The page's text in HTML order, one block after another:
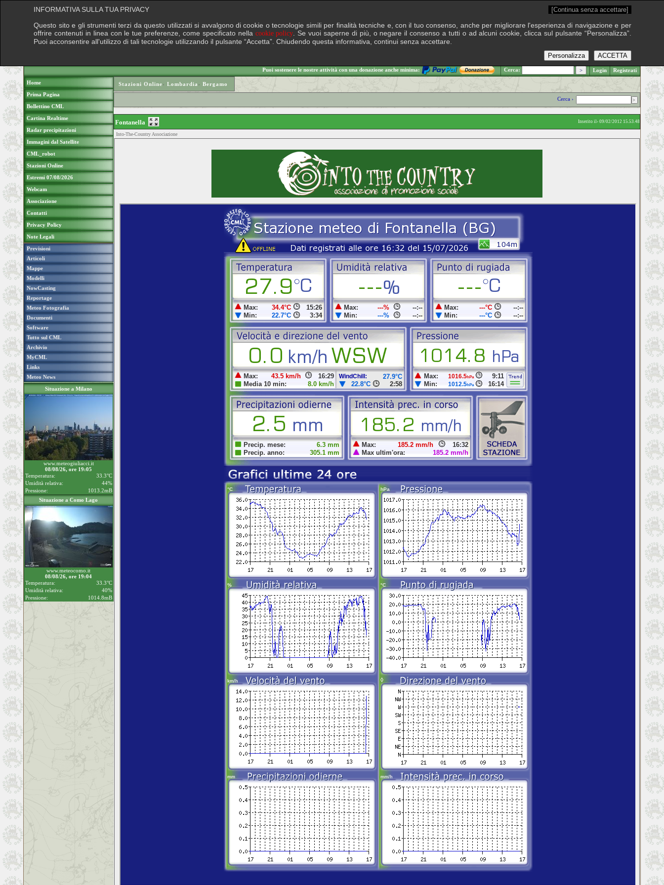
.: Sabato 8 agosto 2026
Puoi sostenere le nostre attività con una donazione anche minima: Cerca: Login Registrati
Home
Prima Pagina
Bollettino CML
Cartina Realtime
Radar precipitazioni
Immagini dal Satellite
CML_robot
Stazioni Online
Estremi 07/08/2026
Webcam
Associazione
Contatti
Privacy Policy
Note Legali
Previsioni
Articoli
Mappe
Modelli
NowCasting
Reportage
Meteo Fotografia
Documenti
Software
Tutto sul CML
Archivio
MyCML
Links
Meteo News
Situazione a Milano
www.meteogiuliacci.it
08/08/26, ore 19:05
Temperatura:
33.3°C
Umidità relativa:
44%
Pressione:
1013.2mB
Situazione a Como Lago
www.meteocomo.it
08/08/26, ore 19:04
Temperatura:
33.3°C
Umidità relativa:
40%
Pressione:
1014.8mB
Stazioni Online› Lombardia › Bergamo
Cerca ›
Fontanella Inserito il› 09/02/2012 15.53.48
Into-The-Country Associazione
INFORMATIVA SULLA TUA PRIVACY [Continua senza accettare]
Questo sito e gli strumenti terzi da questo utilizzati si avvalgono di cookie o tecnologie simili per finalità tecniche e, con il tuo consenso, anche per migliorare l'esperienza di navigazione e per
offrire contenuti in linea con le tue preferenze, come specificato nella cookie policy . Se vuoi saperne di più, o negare il consenso a tutti o ad alcuni cookie, clicca sul pulsante “Personalizza”.
Puoi acconsentire all'utilizzo di tali tecnologie utilizzando il pulsante “Accetta”. Chiudendo questa informativa, continui senza accettare.
ACCETTA
Personalizza